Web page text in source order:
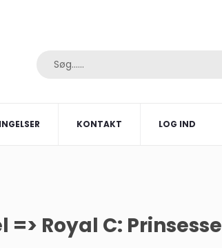
KONTAKT LOG IND
Royal C: Prinsesse